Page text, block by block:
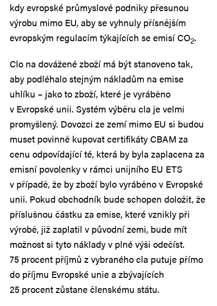
kdy evropské průmyslové podniky přesunou
výrobu mimo EU, aby se vyhnuly přísnějším
evropským regulacím týkajících se emisí CO2.
Clo na dovážené zboží má být stanoveno tak,
aby podléhalo stejným nákladům na emise
uhlíku – jako to zboží, které je vyráběno
v Evropské unii. Systém výběru cla je velmi
promyšlený. Dovozci ze zemí mimo EU si budou
muset povinně kupovat certifikáty CBAM za
cenu odpovídající té, která by byla zaplacena za
emisní povolenky v rámci unijního EU ETS
v případě, že by zboží bylo vyráběno v Evropské
unii. Pokud obchodník bude schopen doložit, že
příslušnou částku za emise, které vznikly při
výrobě, již zaplatil v původní zemi, bude mít
možnost si tyto náklady v plné výši odečíst.
75 procent příjmů z vybraného cla putuje přímo
do příjmu Evropské unie a zbývajících
25 procent zůstane členskému státu.